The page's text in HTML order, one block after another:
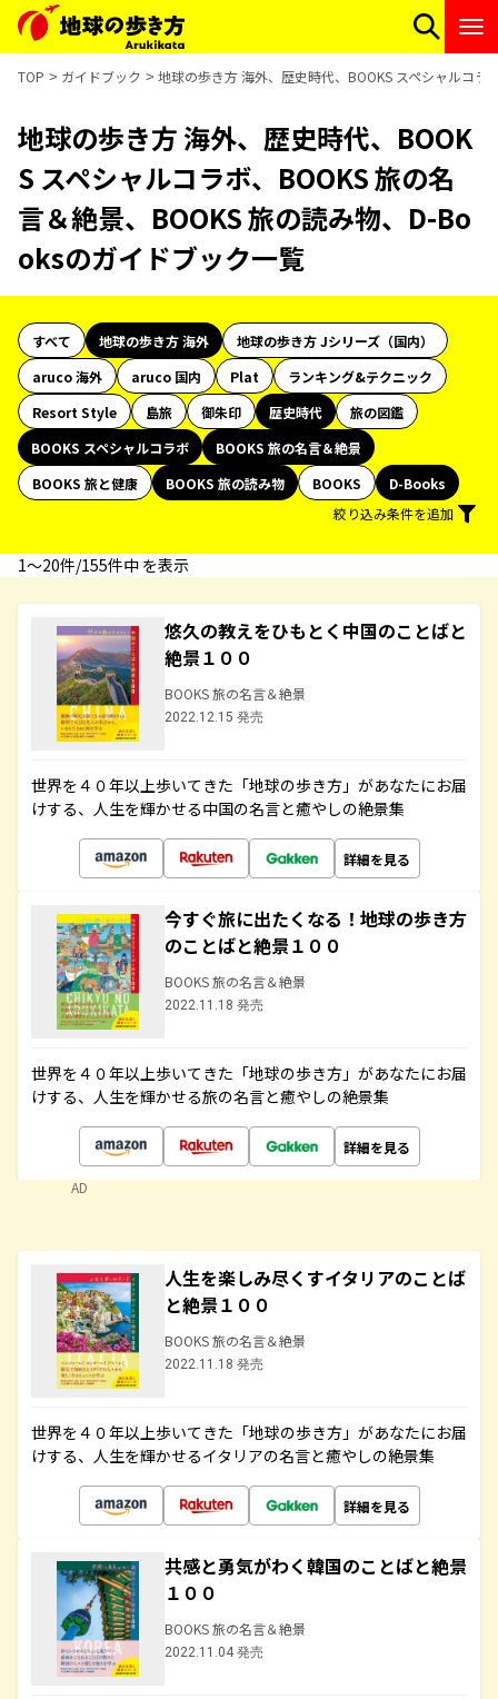
TOP ガイドブック 地球の歩き方 海外、歴史時代、BOOKS スペシャルコ
地球の歩き方 海外、歴史時代、BOOK
S スペシャルコラボ、BOOKS 旅の名
言＆絶景、BOOKS 旅の読み物、D-Bo
oksのガイドブック一覧
すべて 地球の歩き方 海外
地球の歩き方 Jシリーズ（国内）
aruco 海外
aruco 国内 Plat
ランキング&テクニック
Resort Style
島旅 御朱印 歴史時代
旅の図鑑
BOOKS スペシャルコラボ
BOOKS 旅の名言＆絶景
BOOKS 旅と健康
BOOKS 旅の読み物 BOOKS
D-Books
絞り込み条件を追加
1〜20件/155件中 を表示
悠久の教えをひもとく中国のことばと
絶景１００
BOOKS 旅の名言＆絶景
2022.12.15 発売
世界を４０年以上歩いてきた「地球の歩き方」があなたにお届
けする、人生を輝かせる中国の名言と癒やしの絶景集
詳細を見る
今すぐ旅に出たくなる！地球の歩き方
のことばと絶景１００
BOOKS 旅の名言＆絶景
2022.11.18 発売
世界を４０年以上歩いてきた「地球の歩き方」があなたにお届
けする、人生を輝かせる旅の名言と癒やしの絶景集
詳細を見る
AD
人生を楽しみ尽くすイタリアのことば
と絶景１００
BOOKS 旅の名言＆絶景
2022.11.18 発売
世界を４０年以上歩いてきた「地球の歩き方」があなたにお届
けする、人生を輝かせるイタリアの名言と癒やしの絶景集
詳細を見る
共感と勇気がわく韓国のことばと絶景
１００
BOOKS 旅の名言＆絶景
2022.11.04 発売